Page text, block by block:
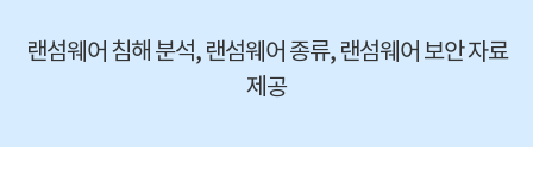
랜섬웨어 침해 분석, 랜섬웨어 종류, 랜섬웨어 보안 자료
제공